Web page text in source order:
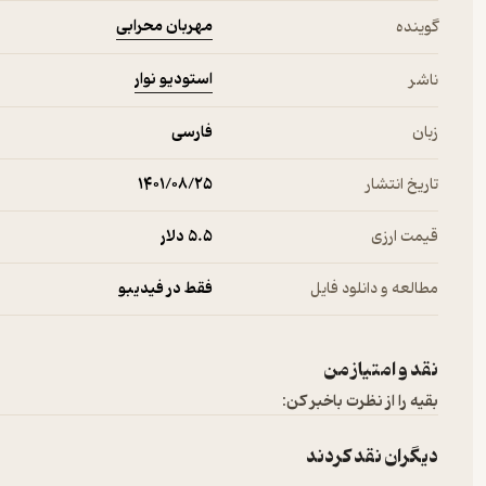
گوینده مهربان محرابی
ناشر استودیو نوار
زبان فارسی
تاریخ انتشار ۱۴۰۱/۰۸/۲۵
قیمت ارزی 5.۵ دلار
مطالعه و دانلود فایل فقط در فیدیبو
نقد و امتیاز من
بقیه را از نظرت باخبر کن:
دیگران نقد کردند